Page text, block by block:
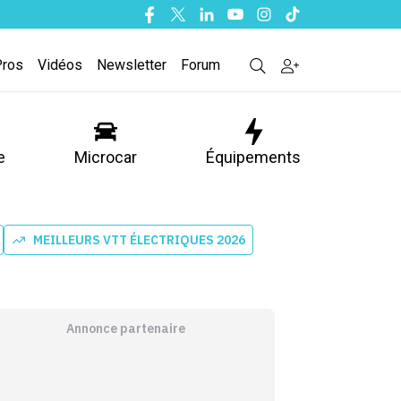
Facebook
TwitterLinkedinYoutubeInstagram
Tiktok
Vidéos Newsletter Forum
Microcar Équipements
MEILLEURS VTT ÉLECTRIQUES 2026
Annonce partenaire